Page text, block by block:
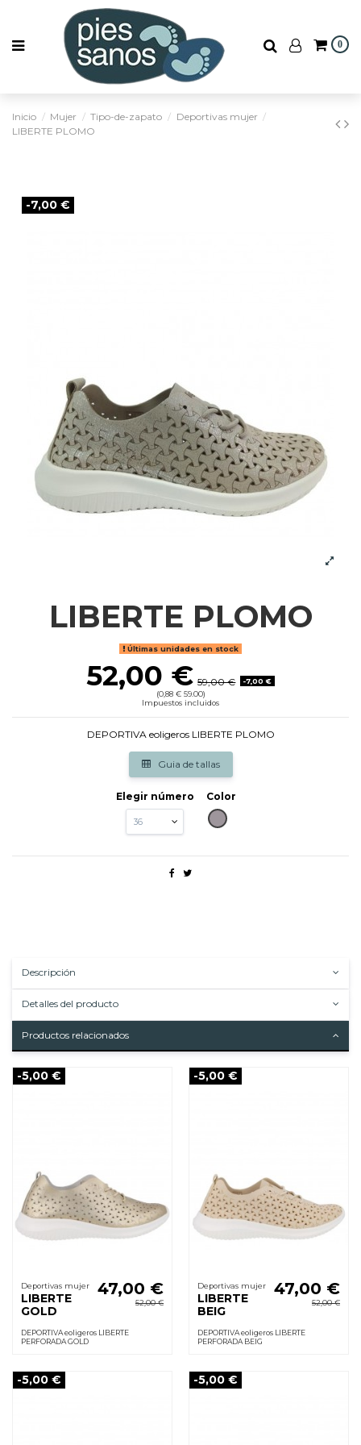
0
Inicio Mujer Tipo-de-zapato
Deportivas mujer
LIBERTE PLOMO
-7,00 €
LIBERTE PLOMO
Últimas unidades en stock
52,00 € 59,00 €
-7,00 €
(0,88 € 59.00)
Impuestos incluidos
DEPORTIVA eoligeros LIBERTE PLOMO
Guia de tallas
Elegir número
Color
PLATINO
Descripción
Detalles del producto
Productos relacionados
-5,00 €
Deportivas mujer
LIBERTE
GOLD
47,00 €
52,00 €
DEPORTIVA eoligeros LIBERTE
PERFORADA GOLD
-5,00 €
Deportivas mujer
LIBERTE
BEIG
47,00 €
52,00 €
DEPORTIVA eoligeros LIBERTE
PERFORADA BEIG
-5,00 € -5,00 €